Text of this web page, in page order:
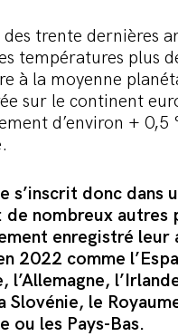
trente dernières
températures plus
à la moyenne
sur le continent
d’environ + 0,5
s’inscrit donc dans
de nombreux autres
enregistré leur
2022 comme
l’Allemagne,
Slovénie, le
ou les Pays-Bas.